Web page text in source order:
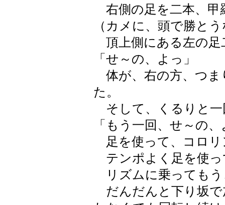
右側の足を二本、甲
（カメに、頭で勝と
頂上側にある左の足
「せ～の、よっ」
体が、右の方、つま
た。
そして、くるりと一
「もう一回、せ～の
足を使って、コロリ
テンポよく足を使っ
リズムに乗ってもう
だんだんと下り坂で